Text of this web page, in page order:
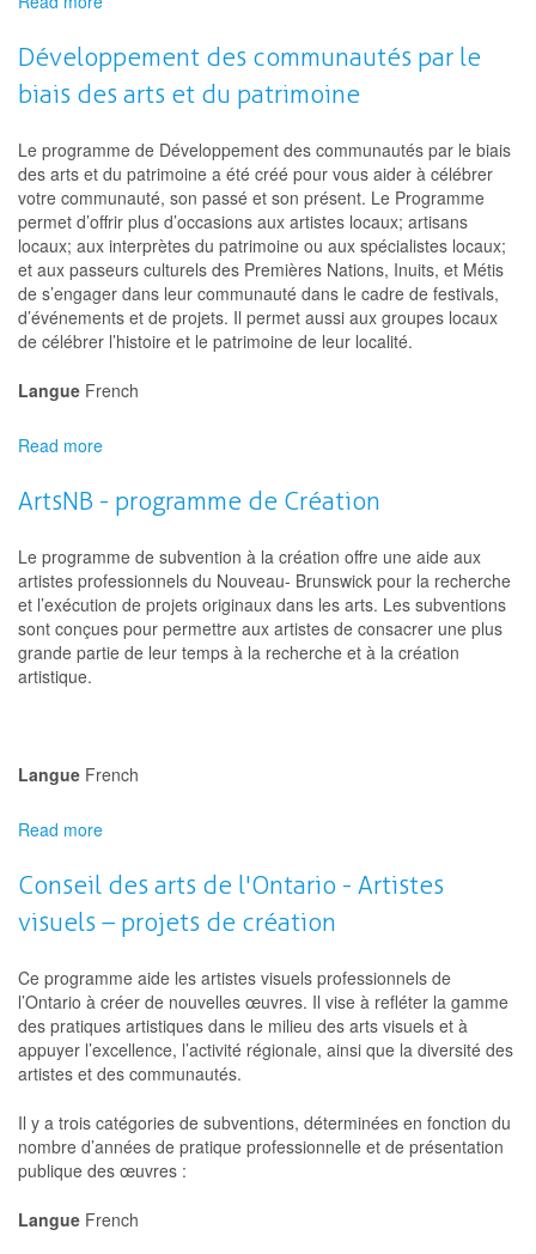
des
arts
du
-
Déplacements
-
Créer,
connaître
et
partager
:
Arts
cultures
Inuits
des
Métis
Développement des communautés par le
biais des arts et du patrimoine
Le programme de Développement des communautés par le biais
des arts et du patrimoine a été créé pour vous aider à célébrer
votre communauté, son passé et son présent. Le Programme
permet d’offrir plus d’occasions aux artistes locaux; artisans
locaux; aux interprètes du patrimoine ou aux spécialistes locaux;
et aux passeurs culturels des Premières Nations, Inuits, et Métis
de s’engager dans leur communauté dans le cadre de festivals,
d’événements et de projets. Il permet aussi aux groupes locaux
de célébrer l’histoire et le patrimoine de leur localité.
Langue French
Read more
des
communautés
le
biais
des
arts
et
ArtsNB - programme de Création
Le programme de subvention à la création offre une aide aux
artistes professionnels du Nouveau- Brunswick pour la recherche
et l’exécution de projets originaux dans les arts. Les subventions
sont conçues pour permettre aux artistes de consacrer une plus
grande partie de leur temps à la recherche et à la création
artistique.
Langue French
Read more
programme
de
Conseil des arts de l'Ontario - Artistes
visuels – projets de création
Ce programme aide les artistes visuels professionnels de
l’Ontario à créer de nouvelles œuvres. Il vise à refléter la gamme
des pratiques artistiques dans le milieu des arts visuels et à
appuyer l’excellence, l’activité régionale, ainsi que la diversité des
artistes et des communautés.
Il y a trois catégories de subventions, déterminées en fonction du
nombre d’années de pratique professionnelle et de présentation
publique des œuvres :
Langue French